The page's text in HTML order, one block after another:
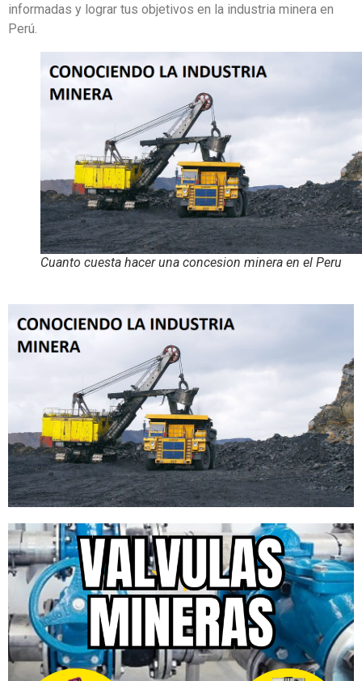
informadas y lograr tus objetivos en la industria minera en
Perú.
Cuanto cuesta hacer una concesion minera en el Peru